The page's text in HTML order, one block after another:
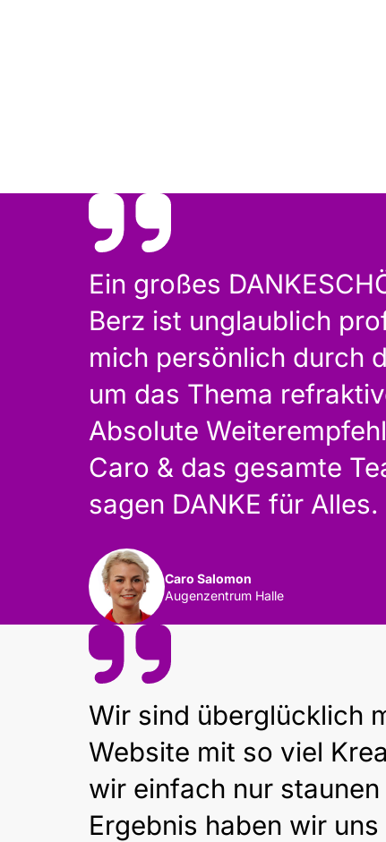
Ein großes
Berz ist unglaublich
mich persönlich durch
um das Thema
Absolute
Caro & das gesamte
sagen DANKE für Alles.
Caro Salomon
Augenzentrum Halle
Wir sind überglücklich
Website mit so viel
wir einfach nur
Ergebnis haben wir